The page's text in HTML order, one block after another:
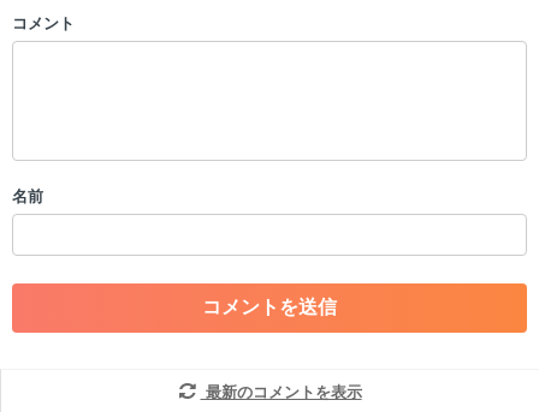
以下の書き込みを禁止とし、場合によってはコメント削除や書き込み制
・一度削除された投稿を再び投稿すること
・アカウントの売買など金銭が絡む内容の投稿
・各ゲームのネタバレを含む内容の投稿
・その他、管理者が不適切と判断した投稿
コメント
名前
最新のコメントを表示